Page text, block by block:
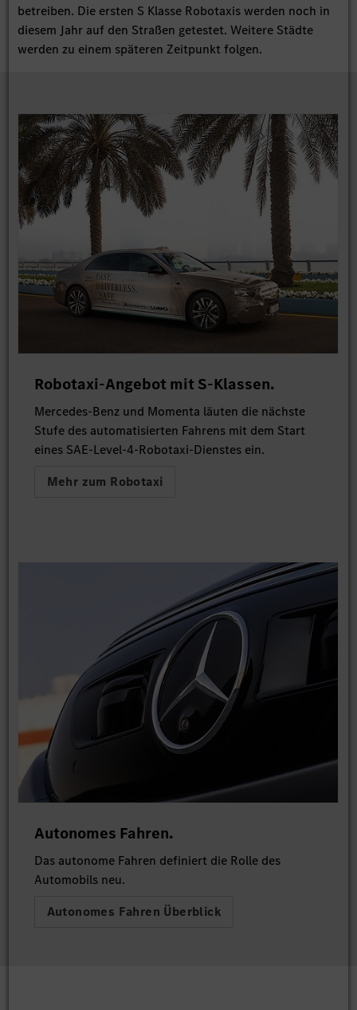
betreiben. Die ersten S Klasse Robotaxis werden noch in
diesem Jahr auf den Straßen getestet. Weitere Städte
werden zu einem späteren Zeitpunkt folgen.
Robotaxi-Angebot mit S-Klassen.
Mercedes-Benz und Momenta läuten die nächste
Stufe des automatisierten Fahrens mit dem Start
eines SAE-Level-4-Robotaxi-Dienstes ein.
Mehr zum Robotaxi
Autonomes Fahren.
Das autonome Fahren definiert die Rolle des
Automobils neu.
Autonomes Fahren Überblick